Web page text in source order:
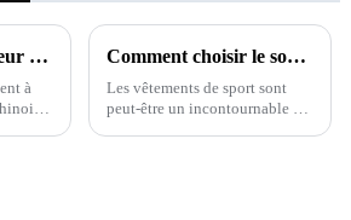
Avec quel fournisseur devrais-je choisir de travailler ?
à
Comment choisir le soutien-gorge de sport qui vous convient
Les vêtements de sport sont
peut-être un incontournable du